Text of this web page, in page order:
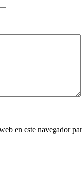
en este navegador